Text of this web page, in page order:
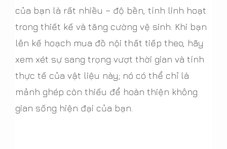
của bạn là rất nhiều – độ bền, tính linh hoạt
trong thiết kế và tăng cường vệ sinh. Khi bạn
lên kế hoạch mua đồ nội thất tiếp theo, hãy
xem xét sự sang trọng vượt thời gian và tính
thực tế của vật liệu này; nó có thể chỉ là
mảnh ghép còn thiếu để hoàn thiện không
gian sống hiện đại của bạn.